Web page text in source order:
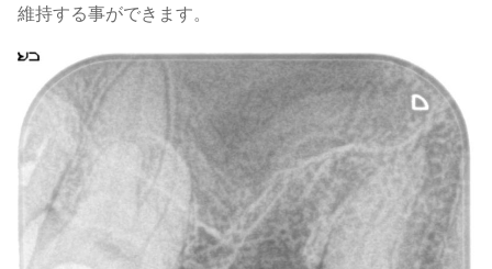
維持する事ができます。